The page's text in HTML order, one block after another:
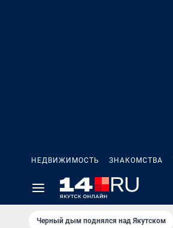
НЕДВИЖИМОСТЬ ЗНАКОМСТВА
Черный дым поднялся над Якутском